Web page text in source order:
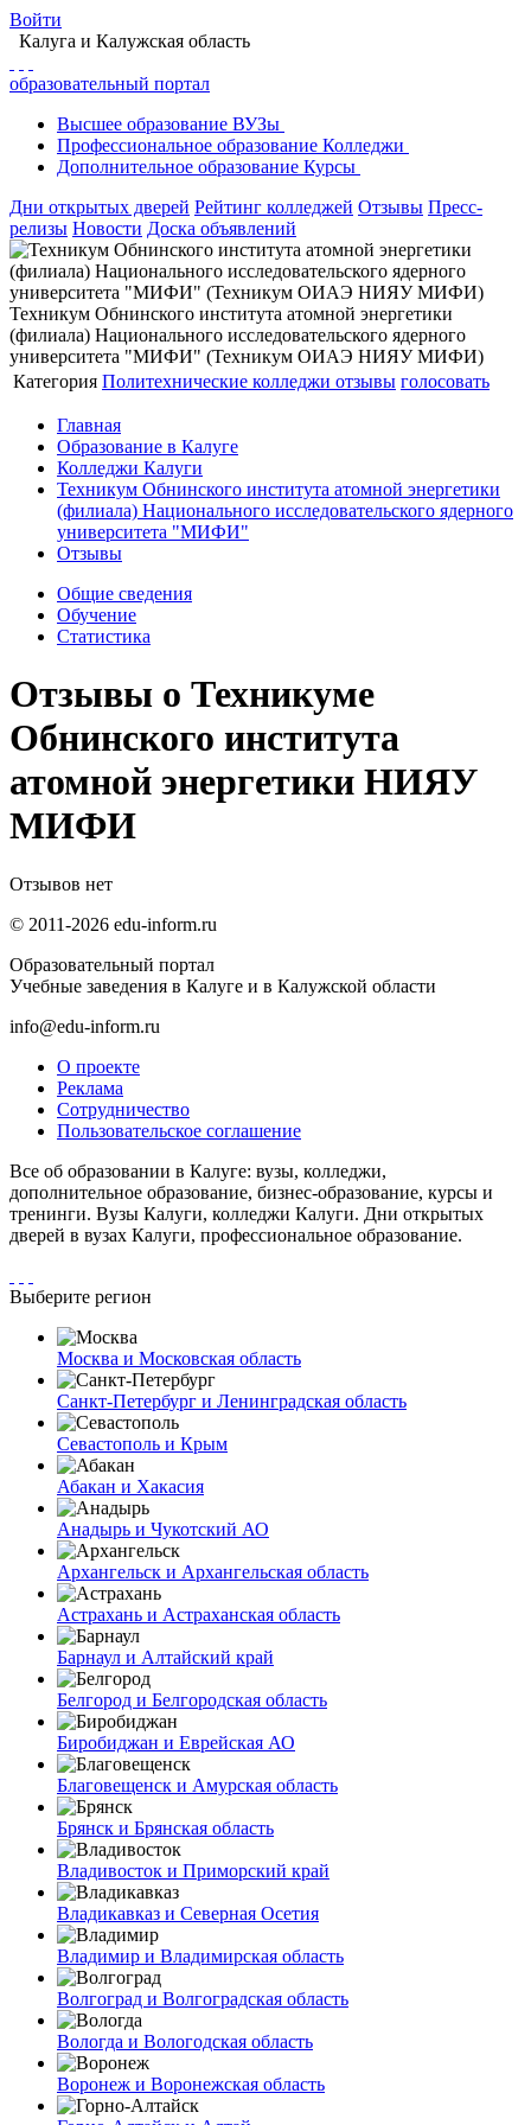
Войти
Калуга и Калужская область
образовательный портал
Высшее образование ВУЗы
Профессиональное образование Колледжи
Дополнительное образование Курсы
Дни открытых дверей Рейтинг колледжей Отзывы Пресс-
релизы Новости Доска объявлений
Техникум Обнинского института атомной энергетики
(филиала) Национального исследовательского ядерного
университета "МИФИ" (Техникум ОИАЭ НИЯУ МИФИ)
Категория Политехнические колледжи отзывы голосовать
Главная
Образование в Калуге
Колледжи Калуги
Техникум Обнинского института атомной энергетики
(филиала) Национального исследовательского ядерного
университета "МИФИ"
Отзывы
Общие сведения
Обучение
Статистика
Отзывы о Техникуме
Обнинского института
атомной энергетики НИЯУ
МИФИ
Отзывов нет
© 2011-2026 edu-inform.ru
Образовательный портал
Учебные заведения в Калуге и в Калужской области
info@edu-inform.ru
О проекте
Реклама
Сотрудничество
Пользовательское соглашение
Все об образовании в Калуге: вузы, колледжи,
дополнительное образование, бизнес-образование, курсы и
тренинги. Вузы Калуги, колледжи Калуги. Дни открытых
дверей в вузах Калуги, профессиональное образование.
Выберите регион
Москва и Московская область
Санкт-Петербург и Ленинградская область
Севастополь и Крым
Абакан и Хакасия
Анадырь и Чукотский АО
Архангельск и Архангельская область
Астрахань и Астраханская область
Барнаул и Алтайский край
Белгород и Белгородская область
Биробиджан и Еврейская АО
Благовещенск и Амурская область
Брянск и Брянская область
Владивосток и Приморский край
Владикавказ и Северная Осетия
Владимир и Владимирская область
Волгоград и Волгоградская область
Вологда и Вологодская область
Воронеж и Воронежская область